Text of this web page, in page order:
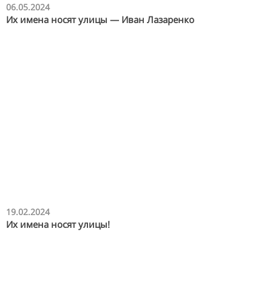
06.05.2024
Их имена носят улицы — Иван Лазаренко
19.02.2024
Их имена носят улицы!